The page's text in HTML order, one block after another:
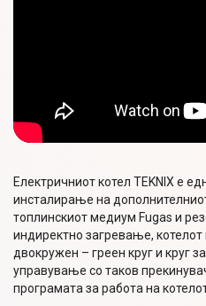
Електричниот котел TEKNIX е
инсталирање на
топлинскиот медиум Fugas и
индиректно загревање,
двокружен – греен круг и круг
управување со таков
програмата за работа на